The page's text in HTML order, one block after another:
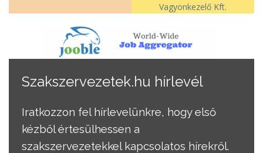
Vagyonkezelő Kft.
Szakszervezetek.hu hírlevél
Iratkozzon fel hírlevelünkre, hogy első
kézből értesülhessen a
szakszervezetekkel kapcsolatos hírekről.